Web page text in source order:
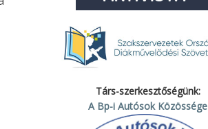
Társ-szerkesztőségünk:
A Bp-i Autósok Közössége